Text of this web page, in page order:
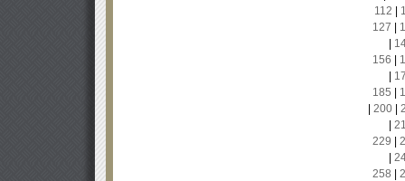
112
127
156
185
200|
229
258